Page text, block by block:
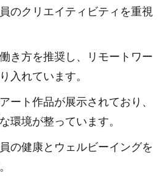
のクリエイティビティを重視
き方を推奨し、リモートワー
入れています。
ート作品が展示されており、
環境が整っています。
の健康とウェルビーイングを